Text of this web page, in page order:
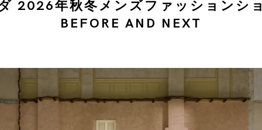
2026年秋冬メンズファッションシ
BEFORE AND NEXT